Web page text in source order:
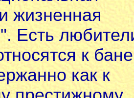
жизненная
Есть
к бане
как к